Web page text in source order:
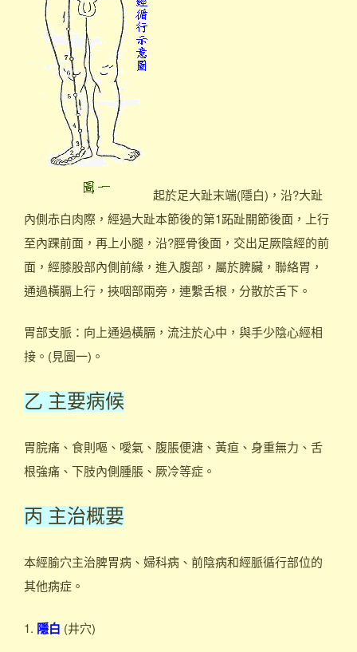
起於足大趾末端(隱白)，沿?大趾
內側赤白肉際，經過大趾本節後的第1跖趾關節後面，上行
至內踝前面，再上小腿，沿?脛骨後面，交出足厥陰經的前
面，經膝股部內側前緣，進入腹部，屬於脾臟，聯絡胃，
通過橫膈上行，挾咽部兩旁，連繫舌根，分散於舌下。
胃部支脈：向上通過橫膈，流注於心中，與手少陰心經相
接。(見圖一)。
乙 主要病候
胃脘痛、食則嘔、噯氣、腹脹便溏、黃疸、身重無力、舌
根強痛、下肢內側腫脹、厥冷等症。
丙 主治概要
本經腧穴主治脾胃病、婦科病、前陰病和經脈循行部位的
其他病症。
1. 隱白 (井穴)